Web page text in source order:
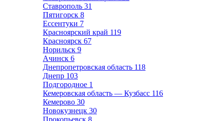
Ставрополь 31
Пятигорск 8
Ессентуки 7
Красноярский край 119
Красноярск 67
Норильск 9
Ачинск 6
Днепропетровская область 118
Днепр 103
Подгородное 1
Кемеровская область — Кузбасс 116
Кемерово 30
Новокузнецк 30
Прокопьевск 8